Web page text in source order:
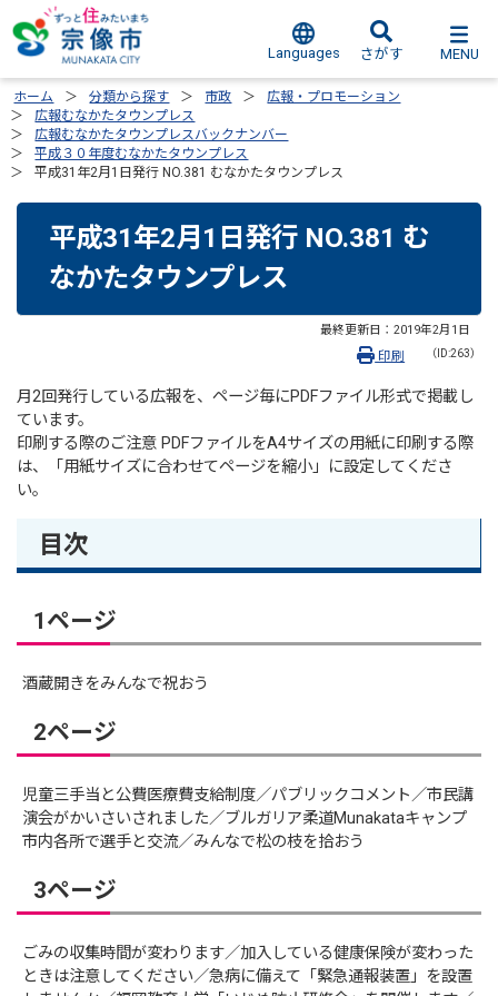
Languages さがす MENU
ホーム 分類から探す 市政
広報・プロモーション
広報むなかたタウンプレス
広報むなかたタウンプレスバックナンバー
平成３０年度むなかたタウンプレス
平成31年2月1日発行 NO.381 むなかたタウンプレス
平成31年2月1日発行 NO.381 む
なかたタウンプレス
最終更新日： 2019年2月1日
（ID:263）
印刷
月2回発行している広報を、ページ毎にPDFファイル形式で掲載し
ています。
印刷する際のご注意 PDFファイルをA4サイズの用紙に印刷する際
は、「用紙サイズに合わせてページを縮小」に設定してくださ
い。
目次
1ページ
酒蔵開きをみんなで祝おう
2ページ
児童三手当と公費医療費支給制度／パブリックコメント／市民講
演会がかいさいされました／ブルガリア柔道Munakataキャンプ
市内各所で選手と交流／みんなで松の枝を拾おう
3ページ
ごみの収集時間が変わります／加入している健康保険が変わった
ときは注意してください／急病に備えて「緊急通報装置」を設置